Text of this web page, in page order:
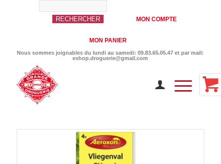
MON COMPTE
MON PANIER
Nous sommes joignables du lundi au samedi: 09.83.65.05.47 et par mail:
eshop.droguerie@gmail.com